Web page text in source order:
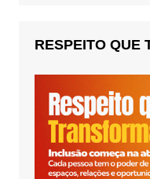
RESPEITO QUE